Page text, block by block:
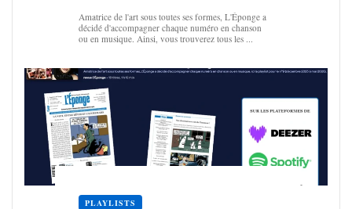
Amatrice de l'art sous toutes ses formes, L'Éponge a
décidé d'accompagner chaque numéro en chanson
ou en musique. Ainsi, vous trouverez tous les ...
PLAYLISTS